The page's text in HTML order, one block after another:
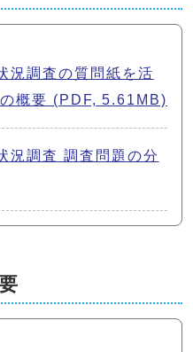
況調査の質問紙を活
概要 (PDF, 5.61MB)
況調査 調査問題の分